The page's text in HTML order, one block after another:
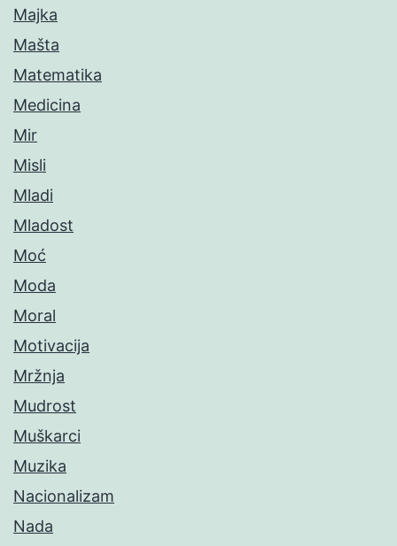
Majka
Mašta
Matematika
Medicina
Mir
Misli
Mladi
Mladost
Moć
Moda
Moral
Motivacija
Mržnja
Mudrost
Muškarci
Muzika
Nacionalizam
Nada